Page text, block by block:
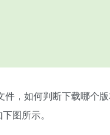
件，如何判断下载哪个
图所示。